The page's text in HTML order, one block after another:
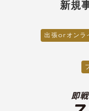
新規
出張orオンラ